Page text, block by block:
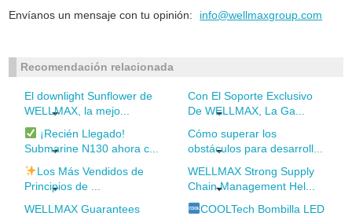
Envíanos un mensaje con tu opinión:
info@wellmaxgroup.com
Recomendación relacionada
El downlight Sunflower de
WELLMAX, la mejo...
Con El Soporte Exclusivo
De WELLMAX, La Ga...
¡Recién Llegado!
Submarine N130 ahora c...
Cómo superar los
obstáculos para desarroll...
Los Más Vendidos de
Principios de ...
WELLMAX Strong Supply
Chain Management Hel...
WELLMAX Guarantees
COOLTech Bombilla LED